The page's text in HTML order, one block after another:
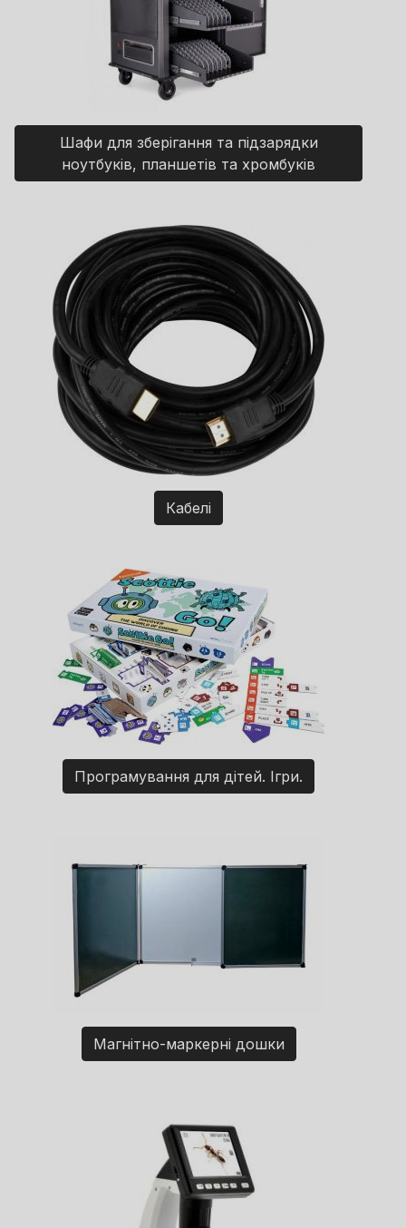
Шафи для зберігання та підзарядки
ноутбуків, планшетів та хромбуків
Кабелі
Програмування для дітей. Ігри.
Магнітно-маркерні дошки